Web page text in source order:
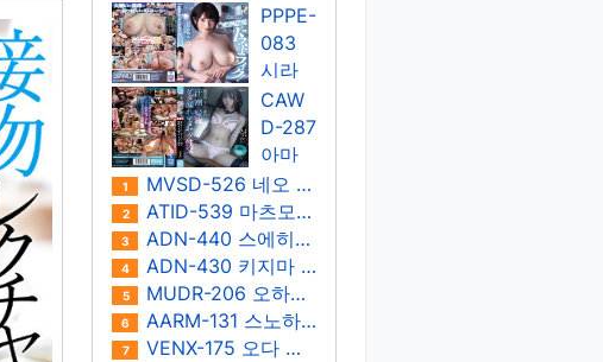
카와
스미
레 -자
막
PPPE-
083
시라
카와
미나
미 -자
막
CAW
D-287
아마
네 유
이 -자
막
1 MVSD-526 네오 아카리 -자막
2 ATID-539 마츠모토 이치카 -자막
3 ADN-440 스에히로 쥰 -자막
4 ADN-430 키지마 아이리 -자막
5 MUDR-206 오하나 논 -자막
6 AARM-131 스노하라 미키/히라이 칸나/시라이시 칸나/미나미 마유/아라사와 이즈나 -자막
7 VENX-175 오다 마코 -자막